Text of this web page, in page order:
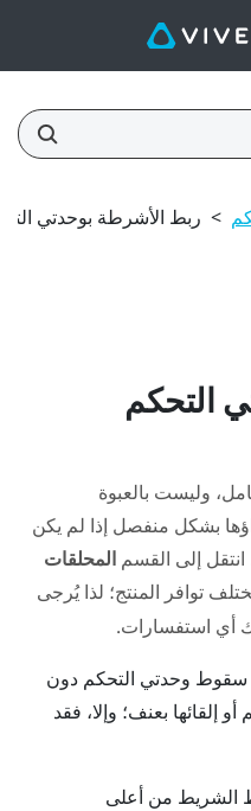
> ربط الأشرطة بوحدتي
التحكم
وليست بالعبوة
بشكل منفصل إذا لم يكن
إلى القسم المحلقات
توافر المنتج؛ لذا يُرجى
أي استفسارات.
سقوط وحدتي التحكم دون
بعنف؛ وإلا، فقد
الشريط من أعلى